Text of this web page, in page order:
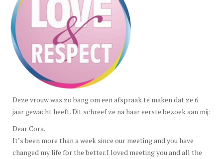
Deze vrouw was zo bang om een afspraak te maken dat ze 6
jaar gewacht heeft. Dit schreef ze na haar eerste bezoek aan mij:
Dear Cora.
It’s been more than a week since our meeting and you have
changed my life for the better.I loved meeting you and all the